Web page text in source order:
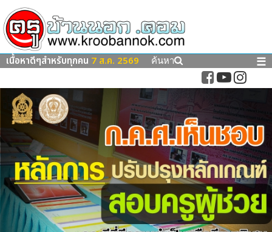
เนื้อหาดีๆสำหรับทุกคน 7 ส.ค. 2569 ค้นหา ☰